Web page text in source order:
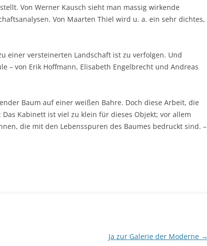
Von Werner Kausch sieht man massig wirkende
Von Maarten Thiel wird u. a. ein sehr dichtes,
einer versteinerten Landschaft ist zu verfolgen. Und
– von Erik Hoffmann, Elisabeth Engelbrecht und Andreas
Baum auf einer weißen Bahre. Doch diese Arbeit, die
Kabinett ist viel zu klein für dieses Objekt; vor allem
die mit den Lebensspuren des Baumes bedruckt sind. –
Ja zur Galerie der Moderne →